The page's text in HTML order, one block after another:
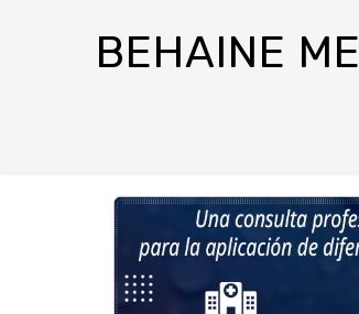
BEHAINE